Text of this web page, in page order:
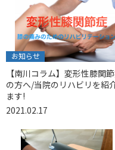
お知らせ
【南川コラム】変形性膝関
の方へ/当院のリハビリを紹
ます!
2021.02.17